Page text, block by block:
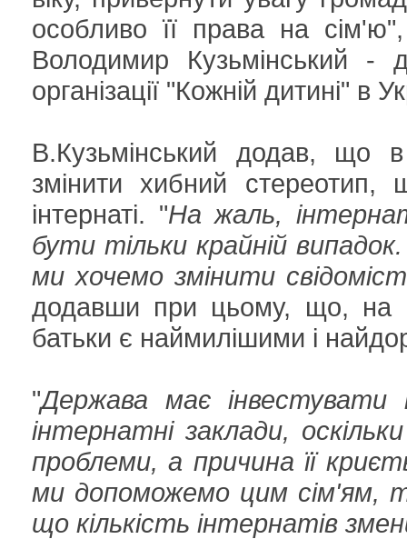
особливо її права на сім'ю",
Володимир Кузьмінський -
організації "Кожній дитині" в
В.Кузьмінський додав, що
змінити хибний
інтернаті. "На жаль,
бути тільки крайній
ми хочемо змінити
додавши при цьому, що, на
батьки є наймилішими і
"Держава має інвестувати
інтернатні заклади,
проблеми, а причина її
ми допоможемо цим сім'ям,
що кількість інтернатів